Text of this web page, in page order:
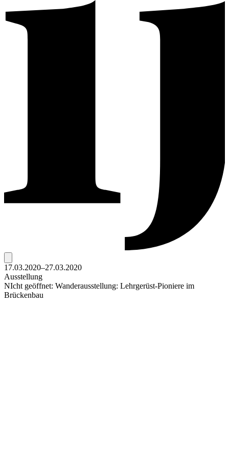
17.03.2020–27.03.2020
Ausstellung
NIcht geöffnet: Wanderausstellung: Lehrgerüst-Pioniere im
Brückenbau